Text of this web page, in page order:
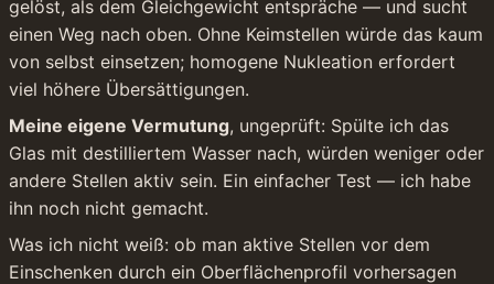
gelöst, als dem Gleichgewicht entspräche — und sucht
einen Weg nach oben. Ohne Keimstellen würde das kaum
von selbst einsetzen; homogene Nukleation erfordert
viel höhere Übersättigungen.
Meine eigene Vermutung, ungeprüft: Spülte ich das
Glas mit destilliertem Wasser nach, würden weniger oder
andere Stellen aktiv sein. Ein einfacher Test — ich habe
ihn noch nicht gemacht.
Was ich nicht weiß: ob man aktive Stellen vor dem
Einschenken durch ein Oberflächenprofil vorhersagen